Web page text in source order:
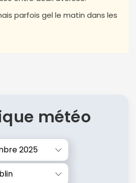
parfois gel le matin dans les
météo
2025